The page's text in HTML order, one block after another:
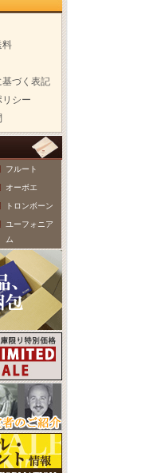
料
づく表記
シー
フルート
オーボエ
トロンボーン
ユーフォニア
ム